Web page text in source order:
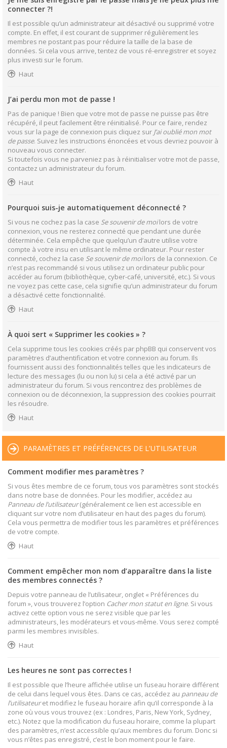
connecter ?!
Il est possible qu’un administrateur ait désactivé ou supprimé votre
compte. En effet, il est courant de supprimer régulièrement les
membres ne postant pas pour réduire la taille de la base de
données. Si cela vous arrive, tentez de vous ré-enregistrer et soyez
plus investi sur le forum.
Haut
J’ai perdu mon mot de passe !
Pas de panique ! Bien que votre mot de passe ne puisse pas être
récupéré, il peut facilement être réinitialisé. Pour ce faire, rendez
vous sur la page de connexion puis cliquez sur J’ai oublié mon mot
de passe. Suivez les instructions énoncées et vous devriez pouvoir à
nouveau vous connecter.
Si toutefois vous ne parveniez pas à réinitialiser votre mot de passe,
contactez un administrateur du forum.
Haut
Pourquoi suis-je automatiquement déconnecté ?
Si vous ne cochez pas la case Se souvenir de moilors de votre
connexion, vous ne resterez connecté que pendant une durée
déterminée. Cela empêche que quelqu’un d’autre utilise votre
compte à votre insu en utilisant le même ordinateur. Pour rester
connecté, cochez la case Se souvenir de moilors de la connexion. Ce
n’est pas recommandé si vous utilisez un ordinateur public pour
accéder au forum (bibliothèque, cyber-café, université, etc.). Si vous
ne voyez pas cette case, cela signifie qu’un administrateur du forum
a désactivé cette fonctionnalité.
Haut
À quoi sert « Supprimer les cookies » ?
Cela supprime tous les cookies créés par phpBB qui conservent vos
paramètres d’authentification et votre connexion au forum. Ils
fournissent aussi des fonctionnalités telles que les indicateurs de
lecture des messages (lu ou non lu) si cela a été activé par un
administrateur du forum. Si vous rencontrez des problèmes de
connexion ou de déconnexion, la suppression des cookies pourrait
les résoudre.
Haut
PARAMÈTRES ET PRÉFÉRENCES DE L’UTILISATEUR
Comment modifier mes paramètres ?
Si vous êtes membre de ce forum, tous vos paramètres sont stockés
dans notre base de données. Pour les modifier, accédez au
Panneau de l’utilisateur(généralement ce lien est accessible en
cliquant sur votre nom d’utilisateur en haut des pages du forum).
Cela vous permettra de modifier tous les paramètres et préférences
de votre compte.
Haut
Comment empêcher mon nom d’apparaître dans la liste
des membres connectés ?
Depuis votre panneau de l’utilisateur, onglet « Préférences du
forum », vous trouverez l’option Cacher mon statut en ligne. Si vous
activez cette option vous ne serez visible que par les
administrateurs, les modérateurs et vous-même. Vous serez compté
parmi les membres invisibles.
Haut
Les heures ne sont pas correctes !
Il est possible que l’heure affichée utilise un fuseau horaire différent
de celui dans lequel vous êtes. Dans ce cas, accédez au panneau de
l’utilisateuret modifiez le fuseau horaire afin qu’il corresponde à la
zone où vous vous trouvez (ex : Londres, Paris, New York, Sydney,
etc.). Notez que la modification du fuseau horaire, comme la plupart
des paramètres, n’est accessible qu’aux membres du forum. Donc si
vous n’êtes pas enregistré, c’est le bon moment pour le faire.